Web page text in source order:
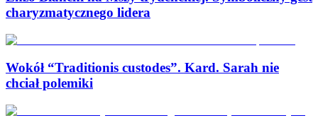
charyzmatycznego lidera
Wokół “Traditionis custodes”. Kard. Sarah nie
chciał polemiki